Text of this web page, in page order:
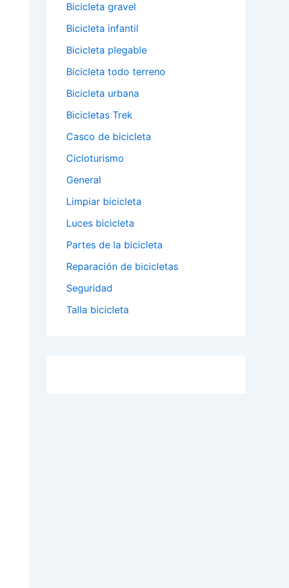
Bicicleta gravel
Bicicleta infantil
Bicicleta plegable
Bicicleta todo terreno
Bicicleta urbana
Bicicletas Trek
Casco de bicicleta
Cicloturismo
General
Limpiar bicicleta
Luces bicicleta
Partes de la bicicleta
Reparación de bicicletas
Seguridad
Talla bicicleta